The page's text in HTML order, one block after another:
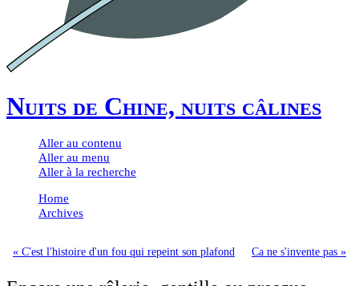
Nuits de Chine, nuits câlines
Aller au contenu
Aller au menu
Aller à la recherche
Home
Archives
« C'est l'histoire d'un fou qui repeint son plafond Ca ne s'invente pas »